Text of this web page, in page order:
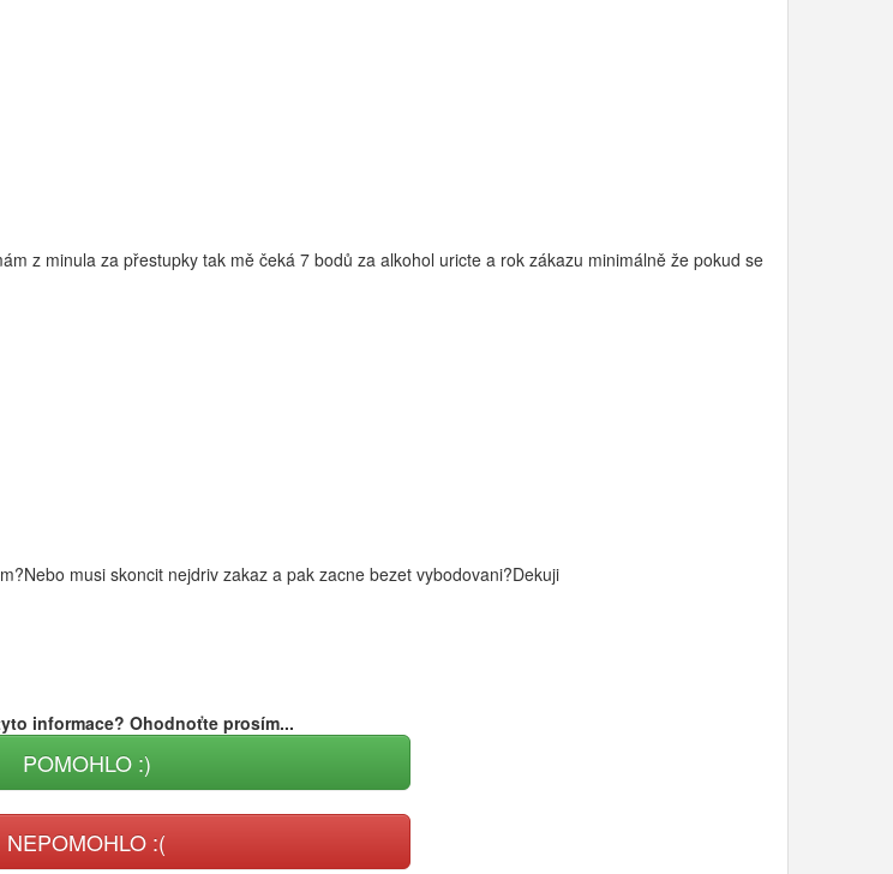
z minula za přestupky tak mě čeká 7 bodů za alkohol uricte a rok zákazu minimálně že pokud se
musi skoncit nejdriv zakaz a pak zacne bezet vybodovani?Dekuji
informace? Ohodnoťte prosím...
POMOHLO :)
NEPOMOHLO :(